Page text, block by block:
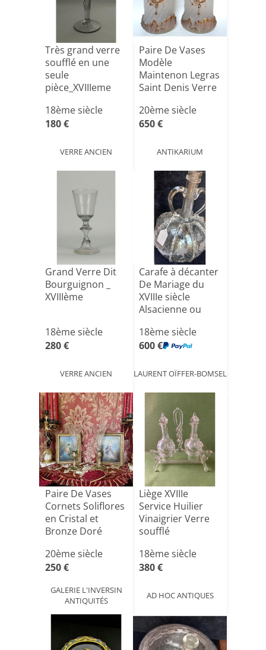
Très grand verre
soufflé en une
seule
pièce_XVIIIeme
18ème siècle
180 €
VERRE ANCIEN
Paire De Vases
Modèle
Maintenon Legras
Saint Denis Verre
20ème siècle
650 €
ANTIKARIUM
Grand Verre Dit
Bourguignon _
XVIIIème
18ème siècle
280 €
VERRE ANCIEN
Carafe à décanter
De Mariage du
XVIIIe siècle
Alsacienne ou
18ème siècle
600 €
LAURENT OÏFFER-BOMSEL
Paire De Vases
Cornets Soliflores
en Cristal et
Bronze Doré
20ème siècle
250 €
GALERIE L'INVERSIN
ANTIQUITÉS
Liège XVIIIe
Service Huilier
Vinaigrier Verre
soufflé
18ème siècle
380 €
AD HOC ANTIQUES